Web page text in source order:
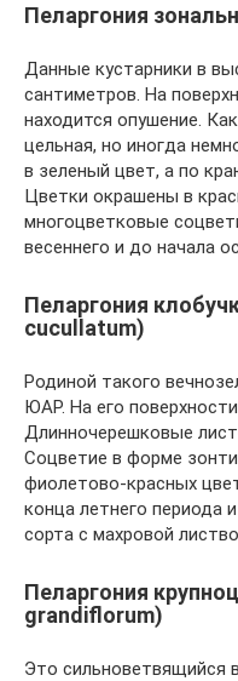
Пеларгония
Данные кустарники в
сантиметров. На
находится опушение.
цельная, но иногда
в зеленый цвет, а по
Цветки окрашены в
многоцветковые
весеннего и до начала
Пеларгония
cucullatum)
Родиной такого
ЮАР. На его
Длинночерешковые
Соцветие в форме
фиолетово-красных
конца летнего периода
сорта с махровой
Пеларгония
grandiflorum)
Это сильноветвящийся